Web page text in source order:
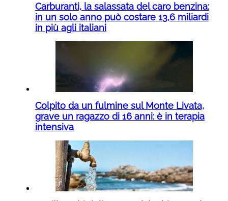
Carburanti, la salassata del caro benzina:
in un solo anno può costare 13,6 miliardi
in più agli italiani
Colpito da un fulmine sul Monte Livata,
grave un ragazzo di 16 anni: è in terapia
intensiva